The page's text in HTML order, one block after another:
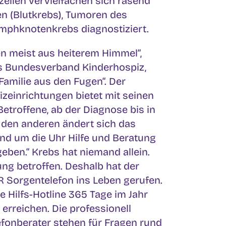
(Blutkrebs), Tumoren des
diagnostiziert.
meist aus heiterem Himmel“,
Kinderhospiz,
aus den Fugen“. Der
bietet mit seinen
ab der Diagnose bis in
den anderen ändert sich das
um die Uhr Hilfe und Beratung
Krebs hat niemand allein.
betroffen. Deshalb hat der
Sorgentelefon ins Leben gerufen.
Hilfs-Hotline 365 Tage im Jahr
Die professionell
stehen für Fragen rund